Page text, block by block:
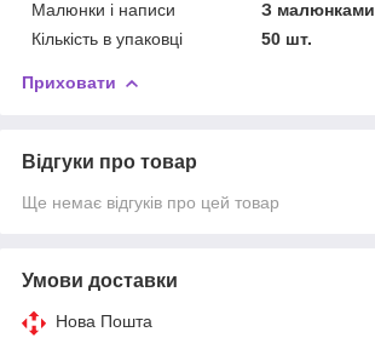
Малюнки і написи
З малюнками
Кількість в упаковці
50 шт.
Приховати
Відгуки про товар
Ще немає відгуків про цей товар
Умови доставки
Нова Пошта